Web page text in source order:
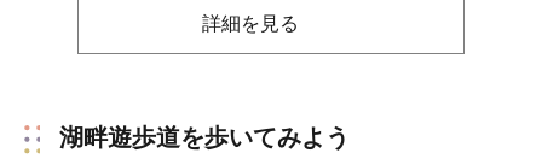
詳細を見る
湖畔遊歩道を歩いてみよう